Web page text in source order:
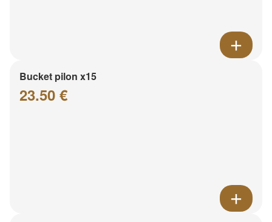
Bucket pilon x15
23.50 €